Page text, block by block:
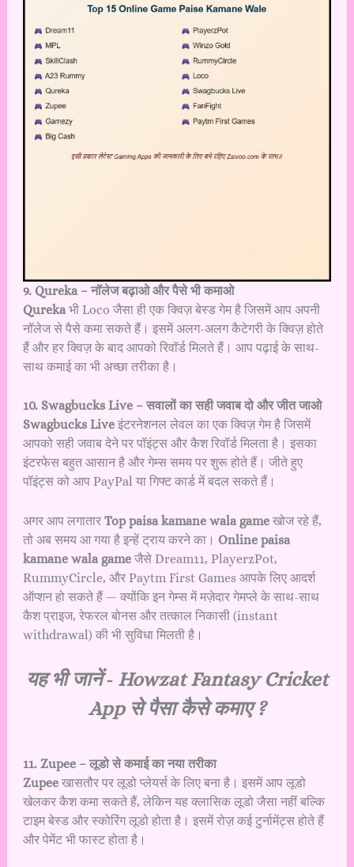
9. Qureka – नॉलेज बढ़ाओ और पैसे भी कमाओ
Qurekaभी Loco जैसा ही एक क्विज़ बेस्ड गेम है जिसमें आप अपनी
नॉलेज से पैसे कमा सकते हैं। इसमें अलग-अलग कैटेगरी के क्विज़ होते
हैं और हर क्विज़ के बाद आपको रिवॉर्ड मिलते हैं। आप पढ़ाई के साथ-
साथ कमाई का भी अच्छा तरीका है।
10. Swagbucks Live – सवालों का सही जवाब दो और जीत जाओ
Swagbucks Liveइंटरनेशनल लेवल का एक क्विज़ गेम है जिसमें
आपको सही जवाब देने पर पॉइंट्स और कैश रिवॉर्ड मिलता है। इसका
इंटरफेस बहुत आसान है और गेम्स समय पर शुरू होते हैं। जीते हुए
पॉइंट्स को आप PayPal या गिफ्ट कार्ड में बदल सकते हैं।
अगर आप लगातार Top paisa kamane wala gameखोज रहे हैं,
तो अब समय आ गया है इन्हें ट्राय करने का। Online paisa
kamane wala gameजैसे Dream11, PlayerzPot,
RummyCircle, और Paytm First Games आपके लिए आदर्श
ऑप्शन हो सकते हैं — क्योंकि इन गेम्स में मज़ेदार गेमप्ले के साथ-साथ
कैश प्राइज, रेफरल बोनस और तत्काल निकासी (instant
withdrawal) की भी सुविधा मिलती है।
यह भी जानें ‐ Howzat Fantasy Cricket
App से पैसा कैसे कमाए ?
11. Zupee – लूडो से कमाई का नया तरीका
Zupeeखासतौर पर लूडो प्लेयर्स के लिए बना है। इसमें आप लूडो
खेलकर कैश कमा सकते हैं, लेकिन यह क्लासिक लूडो जैसा नहीं बल्कि
टाइम बेस्ड और स्कोरिंग लूडो होता है। इसमें रोज़ कई टुर्नामेंट्स होते हैं
और पेमेंट भी फास्ट होता है।